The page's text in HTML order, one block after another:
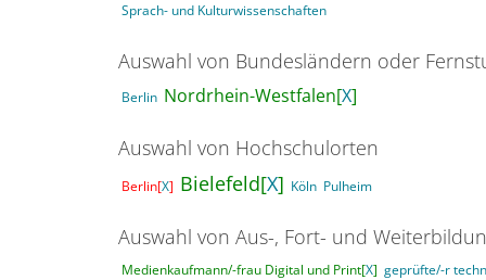
Sprach- und Kulturwissenschaften
Auswahl von Bundesländern oder
Berlin Nordrhein-Westfalen[X]
Auswahl von Hochschulorten
Berlin[X] Bielefeld[X] Köln Pulheim
Auswahl von Aus-, Fort- und
Medienkaufmann/-frau Digital und Print[X] geprüfte/-r